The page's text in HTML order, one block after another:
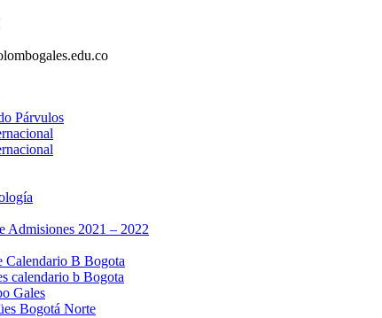
Párvulos
Admisiones 2021 – 2022
Calendario B Bogota
calendario b Bogota
Gales
Bogotá Norte